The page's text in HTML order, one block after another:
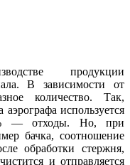
продукции
В зависимости от
количество. Так,
используется
— отходы. Но, при
бачка, соотношение
обработки стержня,
и отправляется